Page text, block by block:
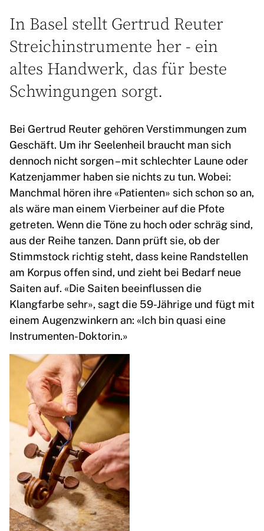
In Basel stellt Gertrud Reuter
Streichinstrumente her - ein
altes Handwerk, das für beste
Schwingungen sorgt.
Bei Gertrud Reuter gehören Verstimmungen zum
Geschäft. Um ihr Seelenheil braucht man sich
dennoch nicht sorgen – mit schlechter Laune oder
Katzenjammer haben sie nichts zu tun. Wobei:
Manchmal hören ihre «Patienten» sich schon so an,
als wäre man einem Vierbeiner auf die Pfote
getreten. Wenn die Töne zu hoch oder schräg sind,
aus der Reihe tanzen. Dann prüft sie, ob der
Stimmstock richtig steht, dass keine Randstellen
am Korpus offen sind, und zieht bei Bedarf neue
Saiten auf. «Die Saiten beeinflussen die
Klangfarbe sehr», sagt die 59-Jährige und fügt mit
einem Augenzwinkern an: «Ich bin quasi eine
Instrumenten-Doktorin.»